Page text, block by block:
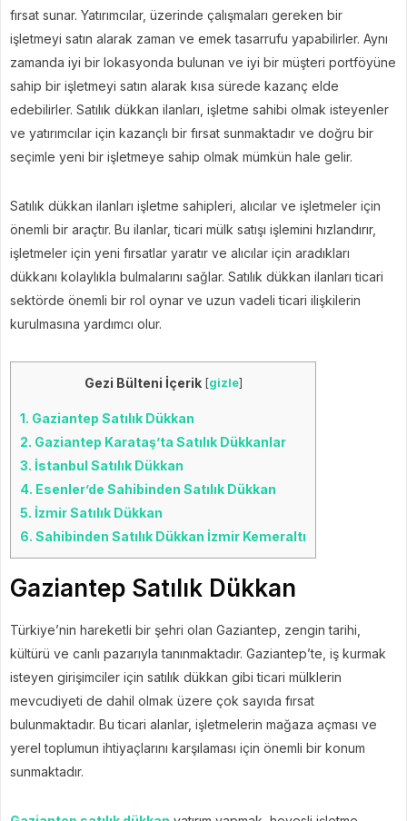
fırsat sunar. Yatırımcılar, üzerinde çalışmaları gereken bir
işletmeyi satın alarak zaman ve emek tasarrufu yapabilirler. Aynı
zamanda iyi bir lokasyonda bulunan ve iyi bir müşteri portföyüne
sahip bir işletmeyi satın alarak kısa sürede kazanç elde
edebilirler. Satılık dükkan ilanları, işletme sahibi olmak isteyenler
ve yatırımcılar için kazançlı bir fırsat sunmaktadır ve doğru bir
seçimle yeni bir işletmeye sahip olmak mümkün hale gelir.
Satılık dükkan ilanları işletme sahipleri, alıcılar ve işletmeler için
önemli bir araçtır. Bu ilanlar, ticari mülk satışı işlemini hızlandırır,
işletmeler için yeni fırsatlar yaratır ve alıcılar için aradıkları
dükkanı kolaylıkla bulmalarını sağlar. Satılık dükkan ilanları ticari
sektörde önemli bir rol oynar ve uzun vadeli ticari ilişkilerin
kurulmasına yardımcı olur.
Gezi Bülteni İçerik [gizle]
1. Gaziantep Satılık Dükkan
2. Gaziantep Karataş’ta Satılık Dükkanlar
3. İstanbul Satılık Dükkan
4. Esenler’de Sahibinden Satılık Dükkan
5. İzmir Satılık Dükkan
6. Sahibinden Satılık Dükkan İzmir Kemeraltı
Gaziantep Satılık Dükkan
Türkiye’nin hareketli bir şehri olan Gaziantep, zengin tarihi,
kültürü ve canlı pazarıyla tanınmaktadır. Gaziantep’te, iş kurmak
isteyen girişimciler için satılık dükkan gibi ticari mülklerin
mevcudiyeti de dahil olmak üzere çok sayıda fırsat
bulunmaktadır. Bu ticari alanlar, işletmelerin mağaza açması ve
yerel toplumun ihtiyaçlarını karşılaması için önemli bir konum
sunmaktadır.